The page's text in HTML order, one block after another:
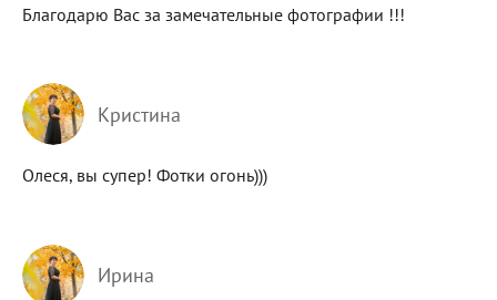
Благодарю Вас за замечательные фотографии !!!
Кристина
Олеся, вы супер! Фотки огонь)))
Ирина